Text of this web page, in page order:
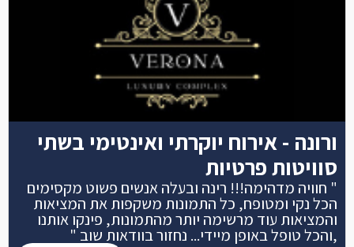
ורונה - אירוח יוקרתי ואינטימי בשתי
סוויטות פרטיות
" חוויה מדהימה!!! רינה ובעלה אנשים פשוט מקסימים
הכל נקי ומטופח, כל התמונות משקפות את המציאות
והמציאות עוד מרשימה יותר מהתמונות, פינקו אותנו
,והכל טופל באופן מיידי... נחזור בוודאות שוב "